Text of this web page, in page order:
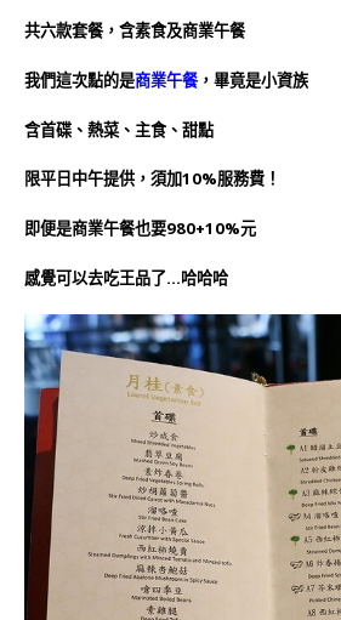
共六款套餐，含素食及商業午餐
我們這次點的是商業午餐，畢竟是小資族
含首碟、熱菜、主食、甜點
限平日中午提供，須加10%服務費！
即便是商業午餐也要980+10%元
感覺可以去吃王品了…哈哈哈